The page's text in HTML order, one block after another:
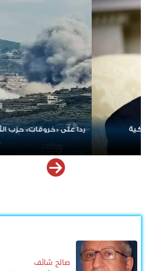
الإمارات ترسخ دعم الموهوبين
صالح شائف